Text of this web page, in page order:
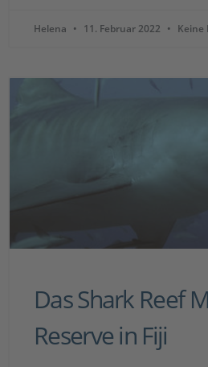
Helena 11. Februar 2022 Keine
Das Shark Reef
Reserve in Fiji